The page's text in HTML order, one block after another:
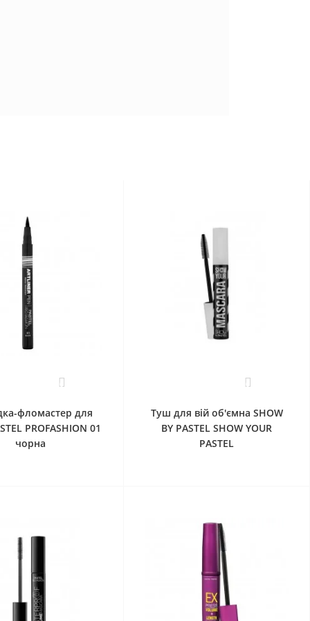
0
фломастер для
PROFASHION 01
чорнаДо кошика
0
Туш для вій об'ємна SHOW
BY PASTEL SHOW YOUR
PASTELДо кошика